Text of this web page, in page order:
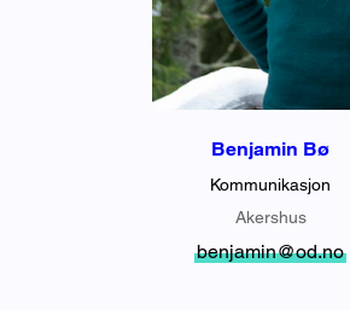
Benjamin Bø
Kommunikasjon
Akershus
benjamin@od.no